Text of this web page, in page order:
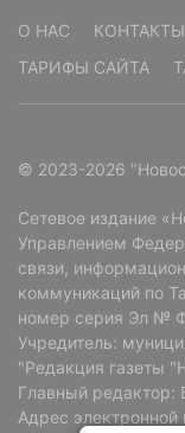
О НАС КОНТАКТЫ
ТАРИФЫ САЙТА
© 2023-2026
Сетевое издание
Управлением
связи,
коммуникаций по
номер серия Эл №
Учредитель:
"Редакция газеты
Главный редактор:
Адрес электронной